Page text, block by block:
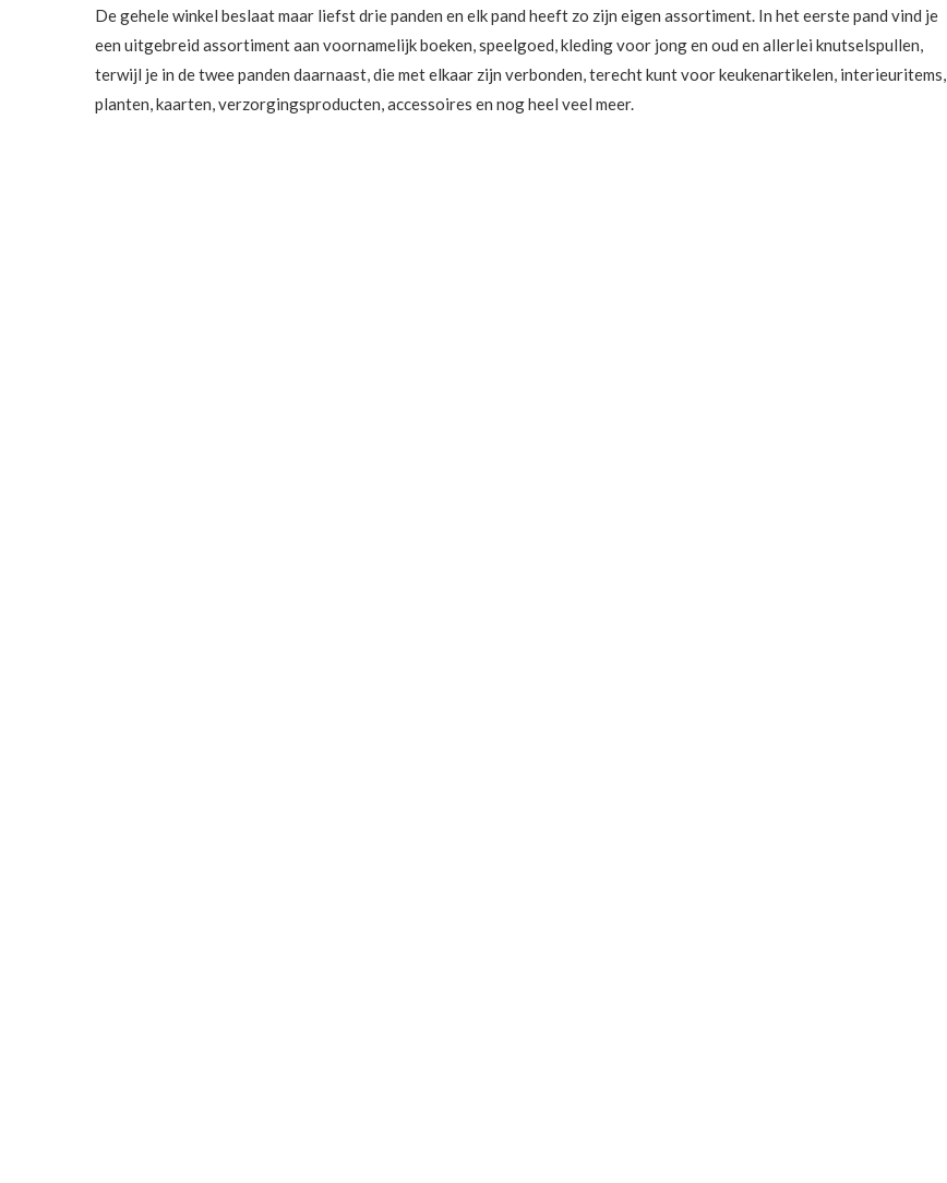
De gehele winkel beslaat maar liefst drie panden en elk pand heeft zo zijn eigen assortiment. In het eerste pand vind je
een uitgebreid assortiment aan voornamelijk boeken, speelgoed, kleding voor jong en oud en allerlei knutselspullen,
terwijl je in de twee panden daarnaast, die met elkaar zijn verbonden, terecht kunt voor keukenartikelen, interieuritems,
planten, kaarten, verzorgingsproducten, accessoires en nog heel veel meer.